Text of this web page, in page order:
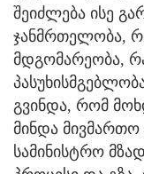
შეიძლება ისე
ჯანმრთელობა,
მდგომარეობა,
გვინდა, რომ
მინდა მივმართო
სამინისტრო